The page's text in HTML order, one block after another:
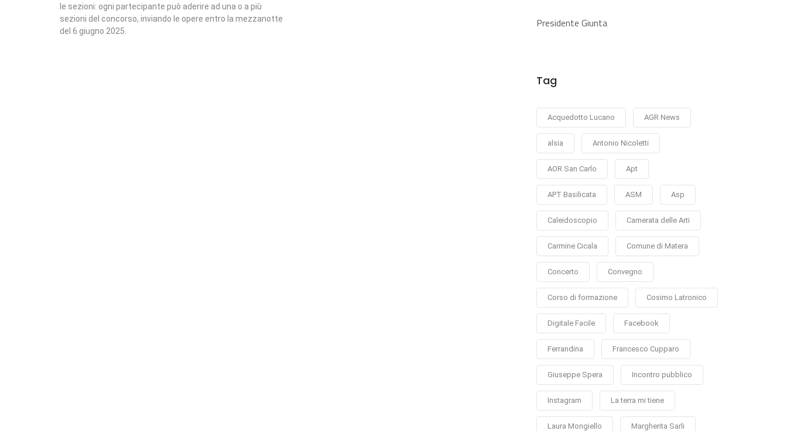
le sezioni: ogni partecipante può aderire ad una o a più
sezioni del concorso, inviando le opere entro la mezzanotte
del 6 giugno 2025.
Presidente Giunta
Tag
Acquedotto Lucano AGR News
alsia Antonio Nicoletti
AOR San Carlo Apt
APT Basilicata ASM Asp
Caleidoscopio Camerata delle Arti
Carmine Cicala Comune di Matera
Concerto Convegno
Corso di formazione Cosimo Latronico
Digitale Facile Facebook
Ferrandina Francesco Cupparo
Giuseppe Spera Incontro pubblico
Instagram La terra mi tiene
Laura Mongiello Margherita Sarli